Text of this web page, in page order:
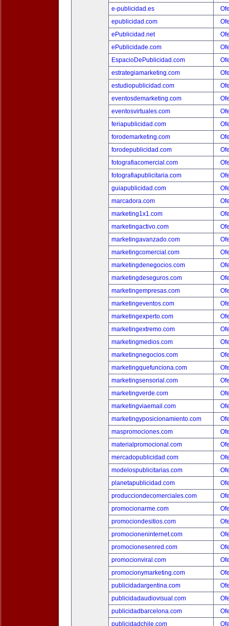
e-publicidad.es
epublicidad.com
ePublicidad.net
ePublicidade.com
EspacioDePublicidad.com
estrategiamarketing.com
estudiopublicidad.com
eventosdemarketing.com
eventosvirtuales.com
feriapublicidad.com
forodemarketing.com
forodepublicidad.com
fotografiacomercial.com
fotografiapublicitaria.com
guiapublicidad.com
marcadora.com
marketing1x1.com
marketingactivo.com
marketingavanzado.com
marketingcomercial.com
marketingdenegocios.com
marketingdeseguros.com
marketingempresas.com
marketingeventos.com
marketingexperto.com
marketingextremo.com
marketingmedios.com
marketingnegocios.com
marketingquefunciona.com
marketingsensorial.com
marketingverde.com
marketingviaemail.com
marketingyposicionamiento.com
maspromociones.com
materialpromocional.com
mercadopublicidad.com
modelospublicitarias.com
planetapublicidad.com
producciondecomerciales.com
promocionarme.com
promociondesitios.com
promocioneninternet.com
promocionesenred.com
promocionviral.com
promocionymarketing.com
publicidadargentina.com
publicidadaudiovisual.com
publicidadbarcelona.com
publicidadchile.com